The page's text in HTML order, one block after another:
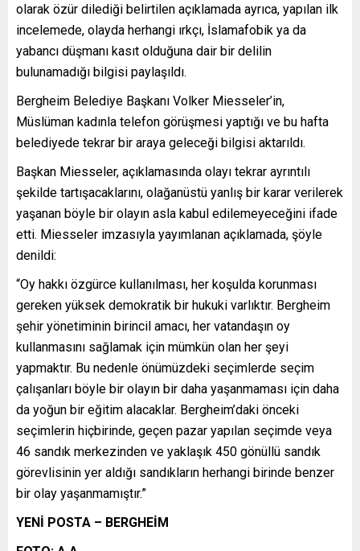
olarak özür dilediği belirtilen açıklamada ayrıca, yapılan ilk
incelemede, olayda herhangi ırkçı, İslamafobik ya da
yabancı düşmanı kasıt olduğuna dair bir delilin
bulunamadığı bilgisi paylaşıldı.
Bergheim Belediye Başkanı Volker Miesseler’in,
Müslüman kadınla telefon görüşmesi yaptığı ve bu hafta
belediyede tekrar bir araya geleceği bilgisi aktarıldı.
Başkan Miesseler, açıklamasında olayı tekrar ayrıntılı
şekilde tartışacaklarını, olağanüstü yanlış bir karar verilerek
yaşanan böyle bir olayın asla kabul edilemeyeceğini ifade
etti. Miesseler imzasıyla yayımlanan açıklamada, şöyle
denildi:
“Oy hakkı özgürce kullanılması, her koşulda korunması
gereken yüksek demokratik bir hukuki varlıktır. Bergheim
şehir yönetiminin birincil amacı, her vatandaşın oy
kullanmasını sağlamak için mümkün olan her şeyi
yapmaktır. Bu nedenle önümüzdeki seçimlerde seçim
çalışanları böyle bir olayın bir daha yaşanmaması için daha
da yoğun bir eğitim alacaklar. Bergheim’daki önceki
seçimlerin hiçbirinde, geçen pazar yapılan seçimde veya
46 sandık merkezinden ve yaklaşık 450 gönüllü sandık
görevlisinin yer aldığı sandıkların herhangi birinde benzer
bir olay yaşanmamıştır.”
YENİ POSTA – BERGHEİM